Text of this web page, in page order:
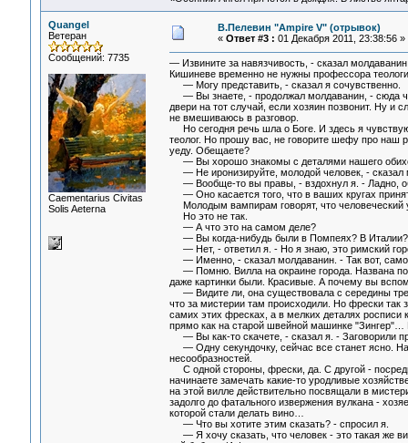
Quangel
Ветеран
Сообщений: 7735
Сaementarius Civitas
Solis Aeterna
В.Пелевин "Ampire V" (отрывок)
« Ответ #3 : 01 Декабря 2011, 23:38:56 »
— Извините за навязчивость, - сказал
Кишиневе временно не нужны профессора
— Могу представить, - сказал я сочувственно.
— Вы знаете, - продолжал молдаванин, - сюда
двери на тот случай, если хозяин позвонит. Ну
не вмешиваюсь в разговор.
Но сегодня речь шла о Боге. И здесь я
теолог. Но прошу вас, не говорите шефу про наш
уеду. Обещаете?
— Вы хорошо знакомы с деталями нашего
— Не иронизируйте, молодой человек, - сказал
— Вообще-то вы правы, - вздохнул я. - Ладно,
— Оно касается того, что в ваших кругах
Молодым вампирам говорят, что человеческий
Но это не так.
— А что это на самом деле?
— Вы когда-нибудь были в Помпеях? В Италии?
— Нет, - ответил я. - Но я знаю, это римский
— Именно, - сказал молдаванин. - Так вот,
— Помню. Вилла на окраине города. Названа по
даже картинки были. Красивые. А почему вы
— Видите ли, она существовала с середины
что за мистерии там происходили. Но фрески
самих этих фресках, а в мелких деталях росписи
прямо как на старой швейной машинке
— Вы как-то скачете, - сказал я. - Заговорили
— Одну секундочку, сейчас все станет ясно. На
несообразностей.
С одной стороны, фрески, да. С другой -
начинаете замечать какие-то уродливые
на этой вилле действительно посвящали в
задолго до фатального извержения вулкана -
которой стали делать вино…
— Что вы хотите этим сказать? - спросил я.
— Я хочу сказать, что человек - это такая же